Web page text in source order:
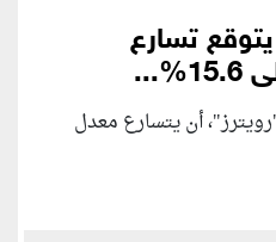
يتوقع تسارع
أن يتسارع ‌معدل